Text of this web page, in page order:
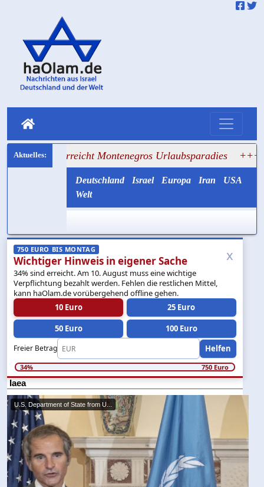
erreicht Montenegros Urlaubsparadies +++
Deutschland Israel Europa Iran
USA
Welt
750 EURO BIS MONTAG
Wichtiger Hinweis in eigener Sache
34% sind erreicht. Am 10. August muss eine wichtige
Verpflichtung bezahlt werden. Fehlen die restlichen Mittel,
kann haOlam.de vorübergehend offline gehen.
10 Euro
25 Euro
50 Euro 100 Euro
Freier Betrag Helfen
x
34% 750 Euro
Iaea
U.S. Department of State from U...